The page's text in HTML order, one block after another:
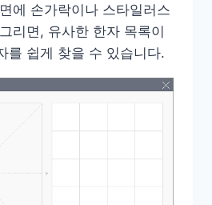
에 손가락이나 스타일러스
리면, 유사한 한자 목록이
를 쉽게 찾을 수 있습니다.